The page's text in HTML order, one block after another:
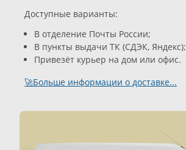
Доступные варианты:
В отделение Почты России;
В пункты выдачи ТК (СДЭК, Яндекс);
Привезёт курьер на дом или офис.
🚀Больше информации о доставке...